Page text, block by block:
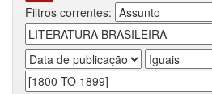
Filtros correntes: